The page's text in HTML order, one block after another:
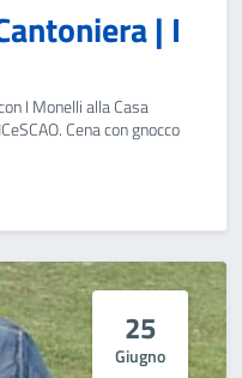
| I
I Monelli alla Casa
Cena con gnocco
25
Giugno